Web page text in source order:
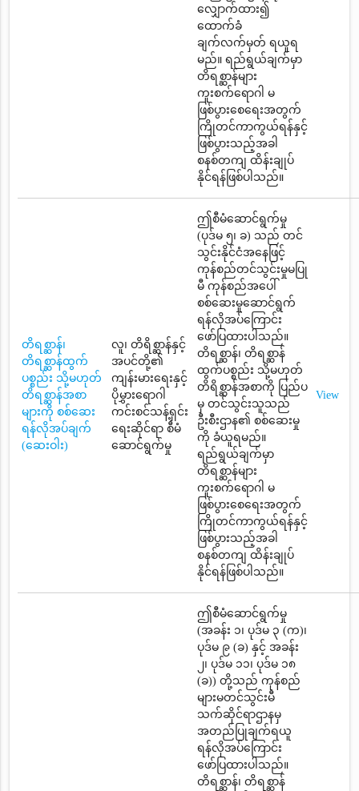
လျှောက်ထား၍
ထောက်ခံ
ချက်လက်မှတ် ရယူရ
မည်။ ရည်ရွယ်ချက်မှာ
တိရစ္ဆာန်များ
ကူးစက်ရောဂါ မ
ဖြစ်ပွားစေရေးအတွက်
ကြိုတင်ကာကွယ်ရန်နှင့်
ဖြစ်ပွားသည့်အခါ
စနစ်တကျ ထိန်းချုပ်
နိုင်ရန်ဖြစ်ပါသည်။
တိရစ္ဆာန်၊
တိရစ္ဆာန်ထွက်
ပစ္စည်း သို့မဟုတ်
တိရစ္ဆာန်အစာ
များကို စစ်ဆေး
ရန်လိုအပ်ချက်
(ဆေးဝါး)
လူ၊ တိရိစ္ဆာန်နှင့်
အပင်တို့၏
ကျန်းမားရေးနှင့်
ပိုမွှားရောဂါ
ကင်းစင်သန့်ရှင်း
ရေးဆိုင်ရာ စီမံ
ဆောင်ရွက်မှု
ဤစီမံဆောင်ရွက်မှု
(ပုဒ်မ ၅၊ ခ) သည် တင်
သွင်းနိုင်ငံအနေဖြင့်
ကုန်စည်တင်သွင်းမှုမပြု
မီ ကုန်စည်အပေါ်
စစ်ဆေးမှုဆောင်ရွက်
ရန်လိုအပ်ကြောင်း
ဖော်ပြထားပါသည်။
တိရစ္ဆာန်၊ တိရစ္ဆာန်
ထွက်ပစ္စည်း သို့မဟုတ်
တိရိစ္ဆာန်အစာကို ပြည်ပ
မှ တင်သွင်းသူသည်
ဦးစီးဌာန၏ စစ်ဆေးမှု
ကို ခံယူရမည်။
ရည်ရွယ်ချက်မှာ
တိရစ္ဆာန်များ
ကူးစက်ရောဂါ မ
ဖြစ်ပွားစေရေးအတွက်
ကြိုတင်ကာကွယ်ရန်နှင့်
ဖြစ်ပွားသည့်အခါ
စနစ်တကျ ထိန်းချုပ်
နိုင်ရန်ဖြစ်ပါသည်။
View
ဤစီမံဆောင်ရွက်မှု
(အခန်း ၁၊ ပုဒ်မ ၃ (က)၊
ပုဒ်မ ၉ (ခ) နှင့် အခန်း
၂၊ ပုဒ်မ ၁၁၊ ပုဒ်မ ၁၈
(ခ)) တို့သည် ကုန်စည်
များမတင်သွင်းမီ
သက်ဆိုင်ရာဌာနမှ
အတည်ပြုချက်ရယူ
ရန်လိုအပ်ကြောင်း
ဖော်ပြထားပါသည်။
တိရစ္ဆာန်၊ တိရစ္ဆာန်